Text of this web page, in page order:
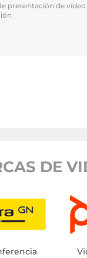
presentación de
DE